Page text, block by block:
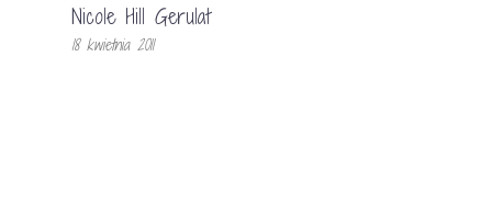
Nicole Hill Gerulat
18 kwietnia 2011